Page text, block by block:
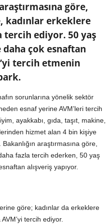
göre,
kadınlar erkeklere
tercih ediyor. 50 yaş
çok esnaftan
tercih etmenin
sorunlarına yönelik sektör
esnaf yerine AVM’leri tercih
ayakkabı, gıda, taşıt, makine,
hizmet alan 4 bin kişiye
araştırmasına göre,
fazla tercih ederken, 50 yaş
alışveriş yapıyor.
göre; kadınlar da erkeklere
tercih ediyor.